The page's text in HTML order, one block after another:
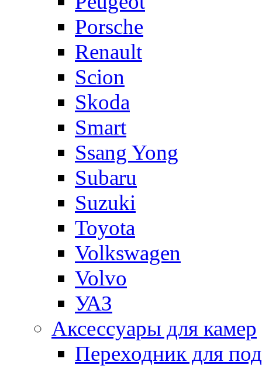
Porsche
Renault
Scion
Skoda
Smart
Ssang Yong
Subaru
Suzuki
Toyota
Volkswagen
Volvo
УАЗ
Аксессуары для камер
Переходник для